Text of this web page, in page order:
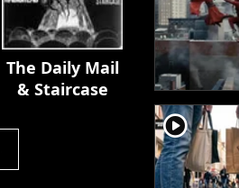
The Daily Mail
& Staircase
player2